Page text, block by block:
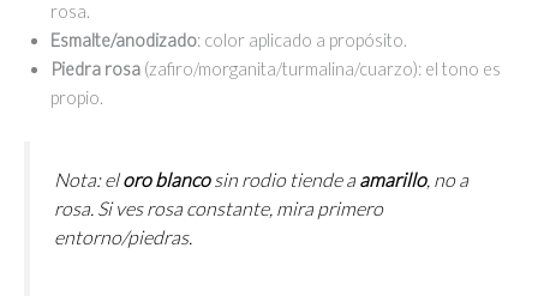
rosa.
Esmalte/anodizado: color aplicado a propósito.
Piedra rosa(zafiro/morganita/turmalina/cuarzo): el tono es
propio.
Nota: eloro blancosin rodio tiende a amarillo, no a
rosa. Si ves rosa constante, mira primero
entorno/piedras.